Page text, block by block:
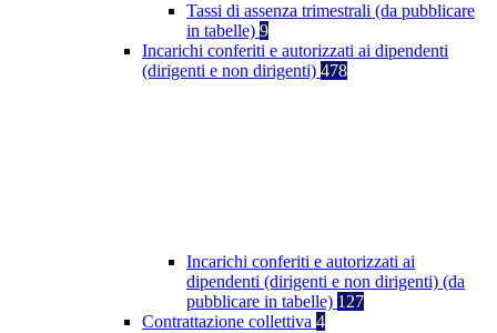
Tassi di assenza trimestrali (da pubblicare
in tabelle) 9
Incarichi conferiti e autorizzati ai dipendenti
(dirigenti e non dirigenti) 478
Incarichi conferiti e autorizzati ai
dipendenti (dirigenti e non dirigenti) (da
pubblicare in tabelle) 127
Contrattazione collettiva 4